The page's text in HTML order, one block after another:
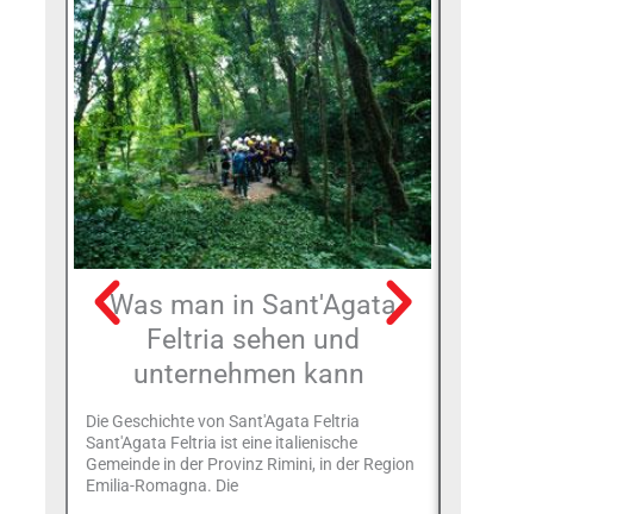
Was man in Sant'Agata
Feltria sehen und
unternehmen kann
Die Geschichte von Sant'Agata Feltria
Sant'Agata Feltria ist eine italienische
Gemeinde in der Provinz Rimini, in der Region
Emilia-Romagna. Die